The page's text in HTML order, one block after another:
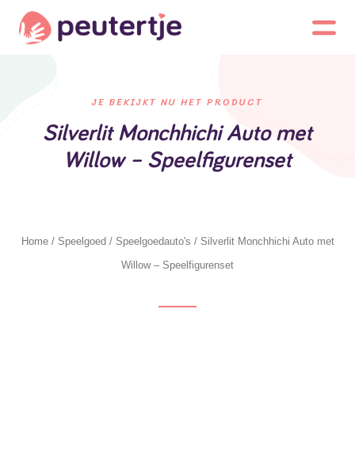
JE BEKIJKT NU HET PRODUCT
Silverlit Monchhichi Auto met
Willow – Speelfigurenset
Home/ Speelgoed / Speelgoedauto's / Silverlit Monchhichi Auto met
Willow – Speelfigurenset